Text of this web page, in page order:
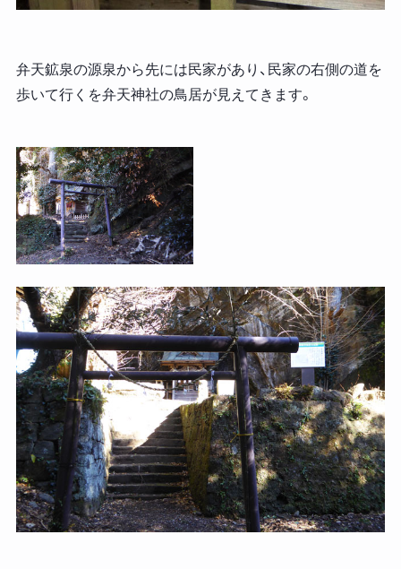
弁天鉱泉の源泉から先には民家があり、民家の右側の道を
歩いて行くを弁天神社の鳥居が見えてきます。